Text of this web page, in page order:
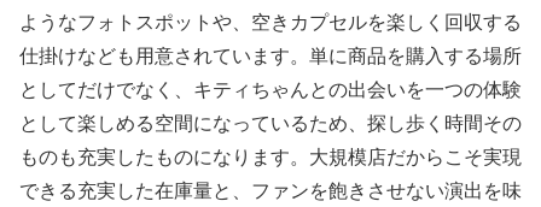
ようなフォトスポットや、空きカプセルを楽しく回収する
仕掛けなども用意されています。単に商品を購入する場所
としてだけでなく、キティちゃんとの出会いを一つの体験
として楽しめる空間になっているため、探し歩く時間その
ものも充実したものになります。大規模店だからこそ実現
できる充実した在庫量と、ファンを飽きさせない演出を味